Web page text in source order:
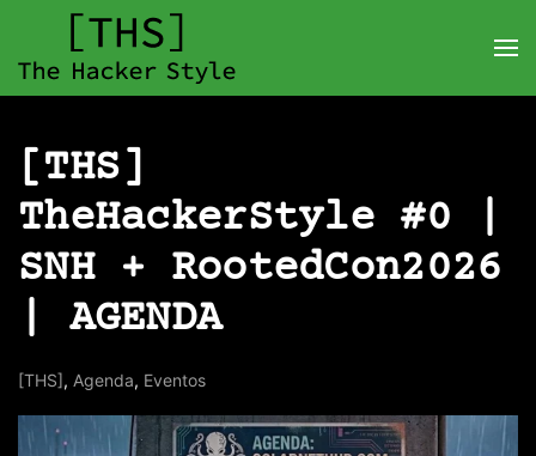
[THS]
TheHackerStyle #0 |
SNH + RootedCon2026
| AGENDA
[THS], Agenda, Eventos